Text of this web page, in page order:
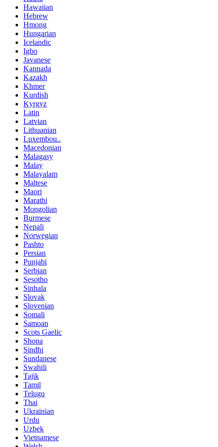
Hawaiian
Hebrew
Hmong
Hungarian
Icelandic
Igbo
Javanese
Kannada
Kazakh
Khmer
Kurdish
Kyrgyz
Latin
Latvian
Lithuanian
Luxembou..
Macedonian
Malagasy
Malay
Malayalam
Maltese
Maori
Marathi
Mongolian
Burmese
Nepali
Norwegian
Pashto
Persian
Punjabi
Serbian
Sesotho
Sinhala
Slovak
Slovenian
Somali
Samoan
Scots Gaelic
Shona
Sindhi
Sundanese
Swahili
Tajik
Tamil
Telugu
Thai
Ukrainian
Urdu
Uzbek
Vietnamese